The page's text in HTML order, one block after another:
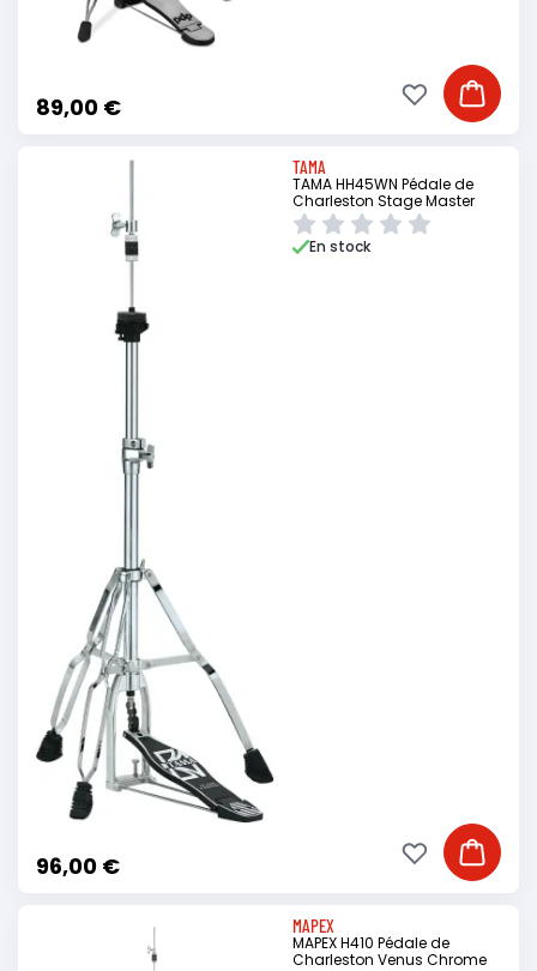
89,00 € Ajouter
Ajouter à ma
TAMA
TAMA HH45WN Pédale de
Charleston Stage Master
96,00 €
En stock
Ajouter
Ajouter à ma
MAPEX
MAPEX H410 Pédale de
Charleston Venus Chrome